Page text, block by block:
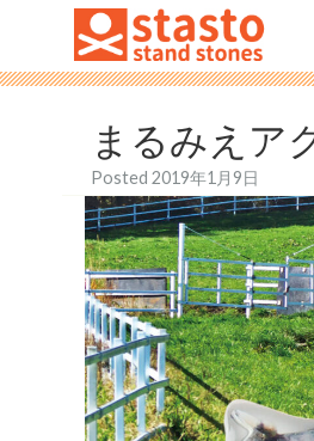
まるみえア
Posted 2019年1月9日